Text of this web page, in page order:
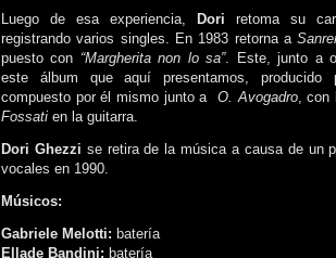
Luego de esa experiencia,
Dori retoma su
registrando varios singles. En 1983 retorna a
puesto con “Margherita non lo sa”. Este, junto a
este álbum que aquí presentamos,
compuesto por él mismo junto a O. Avogadro, con
Fossati en la guitarra.
Dori Ghezzi se retira de la música a causa de un
vocales en 1990.
Músicos:
Gabriele Melotti: batería
Ellade Bandini: batería